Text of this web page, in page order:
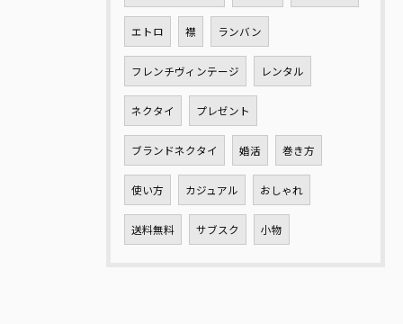
エトロ 襟 ランバン
フレンチヴィンテージ レンタル
ネクタイ プレゼント
ブランドネクタイ 婚活 巻き方
使い方 カジュアル おしゃれ
送料無料 サブスク 小物